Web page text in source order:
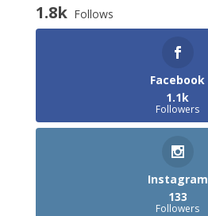
1.8k Follows
Facebook
1.1k
Followers
Instagram
133
Followers